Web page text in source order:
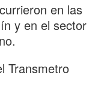
en las
y en el sector
Transmetro